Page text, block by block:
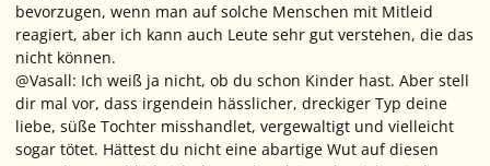
bevorzugen, wenn man auf solche Menschen mit Mitleid
reagiert, aber ich kann auch Leute sehr gut verstehen, die das
nicht können.
@Vasall: Ich weiß ja nicht, ob du schon Kinder hast. Aber stell
dir mal vor, dass irgendein hässlicher, dreckiger Typ deine
liebe, süße Tochter misshandlet, vergewaltigt und vielleicht
sogar tötet. Hättest du nicht eine abartige Wut auf diesen